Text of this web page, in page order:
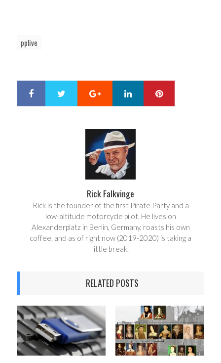
pplive
Google+ LinkedIn
Rick Falkvinge
Rick is the founder of the first Pirate Party and a
low-altitude motorcycle pilot. He lives on
Alexanderplatz in Berlin, Germany, roasts his own
coffee, and as of right now (2019-2020) is taking a
little break.
RELATED POSTS